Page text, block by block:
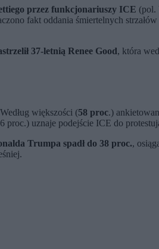
przez funkcjonariuszy ICE (pol.
fakt oddania śmiertelnych
37-letnią Renee Good, która
większości (58 proc.)
uznaje podejście ICE do
Trumpa spadł do 38 proc.,